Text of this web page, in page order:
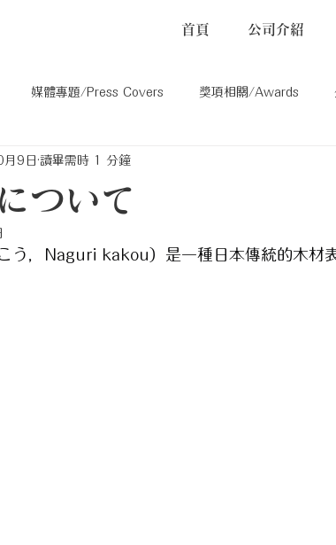
首頁 公司介紹
媒體專題/Press Covers 獎項相關/Awards
其他/Others
ついて
9日 讀畢需時 1 分鐘
う，Naguri kakou）是一種日本傳統的木材